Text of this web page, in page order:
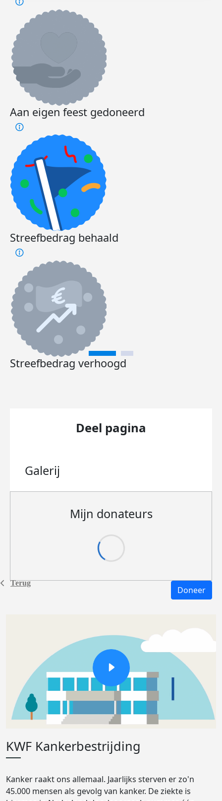
Terug
Aan eigen feest gedoneerd
Streefbedrag behaald
Streefbedrag verhoogd
Deel pagina
Galerij
Mijn donateurs
Doneer
KWF Kankerbestrijding
Kanker raakt ons allemaal. Jaarlijks sterven er zo'n
45.000 mensen als gevolg van kanker. De ziekte is